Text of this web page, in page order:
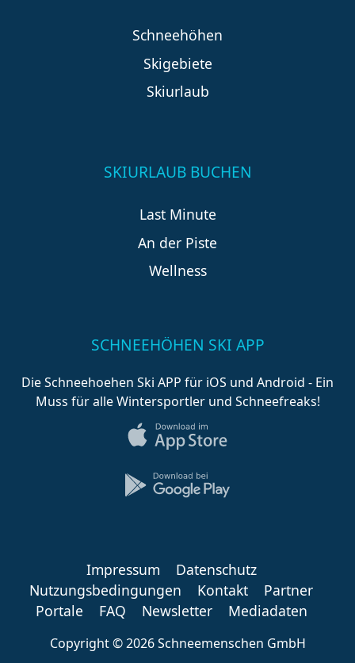
Schneehöhen
Skigebiete
Skiurlaub
SKIURLAUB BUCHEN
Last Minute
An der Piste
Wellness
SCHNEEHÖHEN SKI APP
Die Schneehoehen Ski APP für iOS und Android - Ein
Muss für alle Wintersportler und Schneefreaks!
Impressum
Datenschutz
Nutzungsbedingungen
Kontakt
Partner
Portale
FAQ Newsletter Mediadaten
Copyright ©2026 Schneemenschen GmbH